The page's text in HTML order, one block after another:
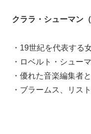
クララ・シューマン
・19世紀を代表する
・ロベルト・シュー
・優れた音楽編集者
・ブラームス、リス